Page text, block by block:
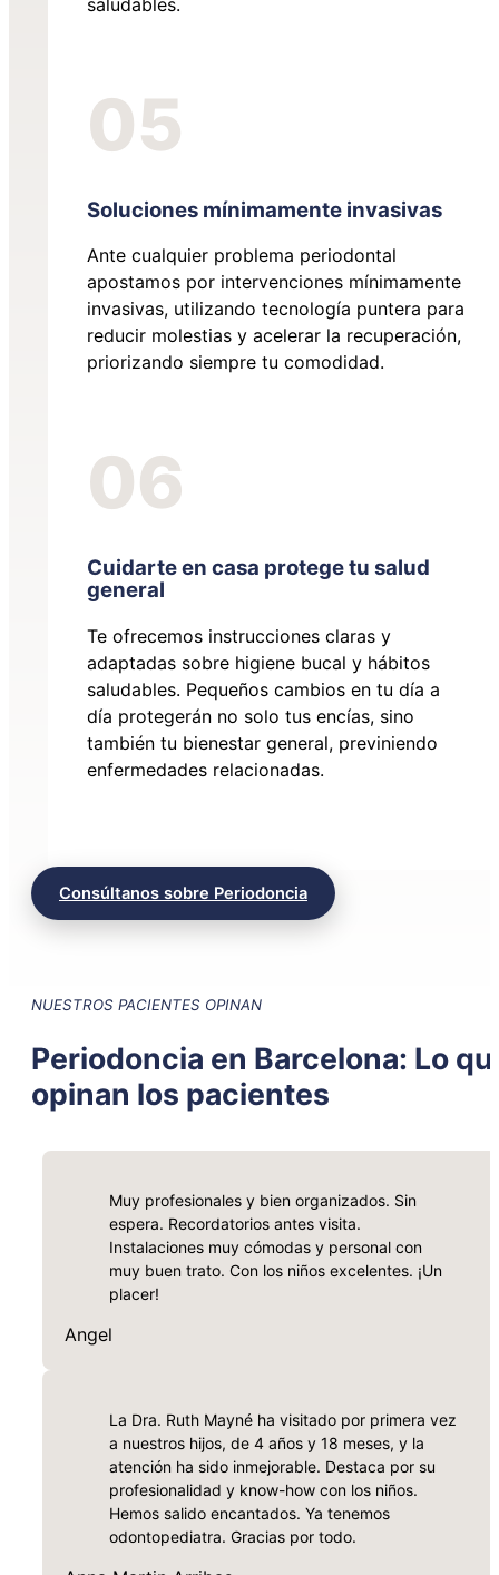
saludables.
05
Soluciones mínimamente invasivas
Ante cualquier problema periodontal
apostamos por intervenciones mínimamente
invasivas, utilizando tecnología puntera para
reducir molestias y acelerar la recuperación,
priorizando siempre tu comodidad.
06
Cuidarte en casa protege tu salud
general
Te ofrecemos instrucciones claras y
adaptadas sobre higiene bucal y hábitos
saludables. Pequeños cambios en tu día a
día protegerán no solo tus encías, sino
también tu bienestar general, previniendo
enfermedades relacionadas.
Consúltanos sobre Periodoncia
NUESTROS PACIENTES OPINAN
Periodoncia en Barcelona: Lo
opinan los pacientes
Muy profesionales y bien organizados. Sin
espera. Recordatorios antes visita.
Instalaciones muy cómodas y personal con
muy buen trato. Con los niños excelentes. ¡Un
placer!
Angel
La Dra. Ruth Mayné ha visitado por primera vez
a nuestros hijos, de 4 años y 18 meses, y la
atención ha sido inmejorable. Destaca por su
profesionalidad y know-how con los niños.
Hemos salido encantados. Ya tenemos
odontopediatra. Gracias por todo.